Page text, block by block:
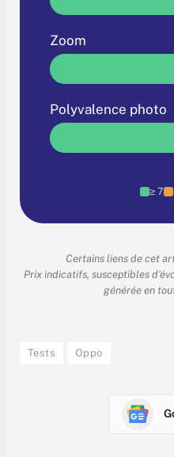
Zoom
Polyvalence photo
≥ 7
Certains liens de cet
Prix indicatifs, susceptibles
générée en
Tests Oppo